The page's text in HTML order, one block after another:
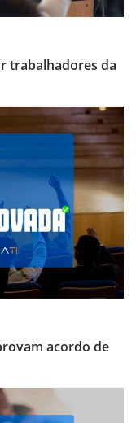
trabalhadores da
acordo de